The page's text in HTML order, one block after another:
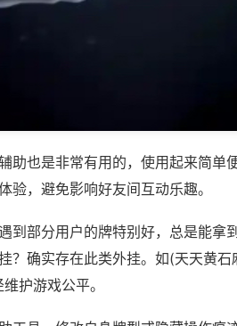
助也是非常有用的，使用起来简单
验，避免影响好友间互动乐趣。
到部分用户的牌特别好，总是能拿
？确实存在此类外挂。如(天天黄石
护游戏公平。